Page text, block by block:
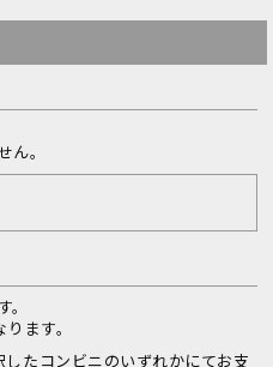
。
ます。
たコンビニのいずれかにてお支